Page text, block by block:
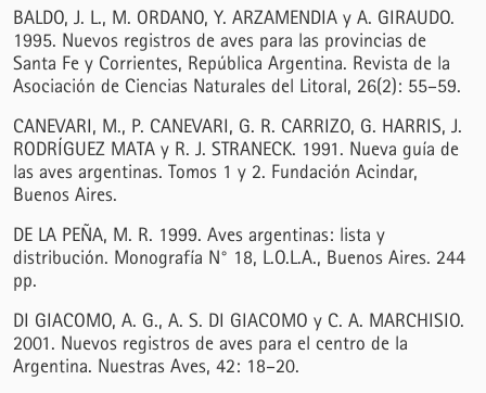
BALDO, J. L., M. ORDANO, Y. ARZAMENDIA y A. GIRAUDO.
1995. Nuevos registros de aves para las provincias de
Santa Fe y Corrientes, República Argentina. Revista de la
Asociación de Ciencias Naturales del Litoral, 26(2): 55–59.
CANEVARI, M., P. CANEVARI, G. R. CARRIZO, G. HARRIS, J.
RODRÍGUEZ MATA y R. J. STRANECK. 1991. Nueva guía de
las aves argentinas. Tomos 1 y 2. Fundación Acindar,
Buenos Aires.
DE LA PEÑA, M. R. 1999. Aves argentinas: lista y
distribución. Monografía N° 18, L.O.L.A., Buenos Aires. 244
pp.
DI GIACOMO, A. G., A. S. DI GIACOMO y C. A. MARCHISIO.
2001. Nuevos registros de aves para el centro de la
Argentina. Nuestras Aves, 42: 18–20.